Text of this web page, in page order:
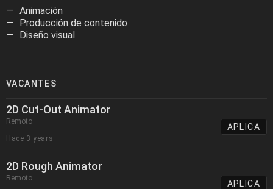
Animación
Producción de contenido
Diseño visual
VACANTES
2D Cut-Out Animator
Remoto
Hace 3 years
APLICA
2D Rough Animator
Remoto
APLICA